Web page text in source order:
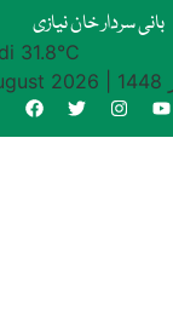
بانی سردار خان نیازی
31.8°C
2026